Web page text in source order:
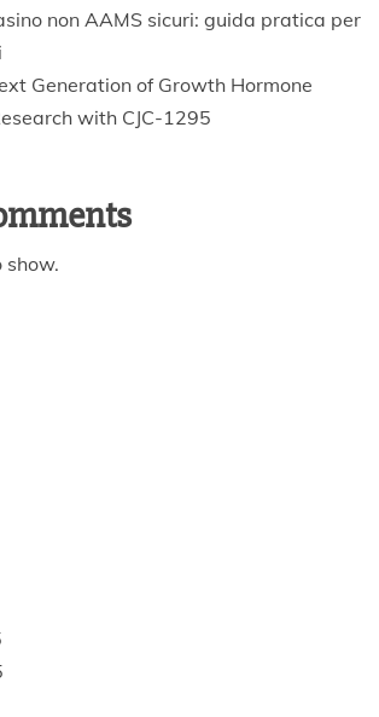
non AAMS sicuri: guida pratica per
Generation of Growth Hormone
with CJC-1295
show.